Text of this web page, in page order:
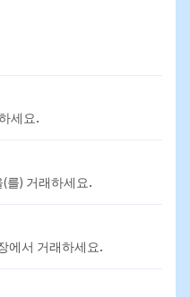
세요.
를) 거래하세요.
에서 거래하세요.